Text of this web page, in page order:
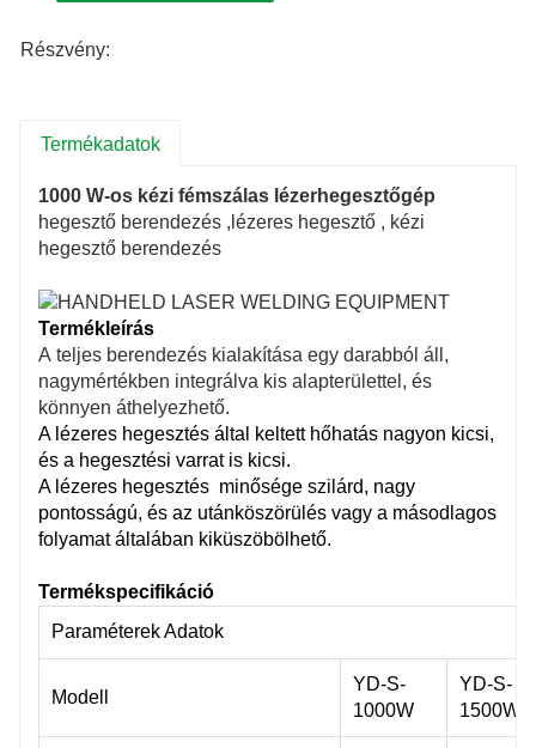
Részvény:
Termékadatok
1000 W-os kézi fémszálas lézerhegesztőgép
hegesztő berendezés ,lézeres hegesztő , kézi
hegesztő berendezés
Termékleírás
A teljes berendezés kialakítása egy darabból áll,
nagymértékben integrálva kis alapterülettel, és
könnyen áthelyezhető.
A lézeres hegesztés által keltett hőhatás nagyon kicsi,
és a hegesztési varrat is kicsi.
A lézeres hegesztés minősége szilárd, nagy
pontosságú, és az utánköszörülés vagy a másodlagos
folyamat általában kiküszöbölhető.
Termékspecifikáció
Paraméterek Adatok
Modell
YD-S-
1000W
YD-S-
1500W